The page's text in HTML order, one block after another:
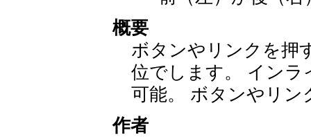
概要
ボタンやリンクを押
位でします。 インラ
可能。 ボタンやリン
作者